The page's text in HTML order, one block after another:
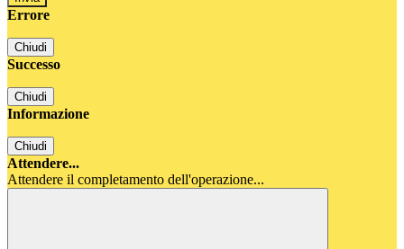
Errore
Chiudi
Successo
Chiudi
Informazione
Chiudi
Attendere...
Attendere il completamento dell'operazione...